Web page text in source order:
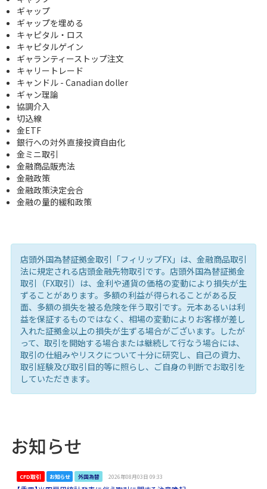
ギャップ
ギャップを埋める
キャピタル・ロス
キャピタルゲイン
ギャランティーストップ注文
キャリートレード
キャンドル - Canadian doller
ギャン理論
協調介入
切込線
金ETF
銀行への対外直接投資自由化
金ミニ取引
金融商品販売法
金融政策
金融政策決定会合
金融の量的緩和政策
店頭外国為替証拠金取引「フィリップFX」は、金融商品取引
法に規定される店頭金融先物取引です。店頭外国為替証拠金
取引（FX取引）は、金利や通貨の価格の変動により損失が生
ずることがあります。多額の利益が得られることがある反
面、多額の損失を被る危険を伴う取引です。元本あるいは利
益を保証するものではなく、相場の変動によりお客様が差し
入れた証拠金以上の損失が生ずる場合がございます。したが
って、取引を開始する場合または継続して行なう場合には、
取引の仕組みやリスクについて十分に研究し、自己の資力、
取引経験及び取引目的等に照らし、ご自身の判断でお取引を
していただきます。
お知らせ
CFD取引 お知らせ 外国為替 2026年08月03日 09:33